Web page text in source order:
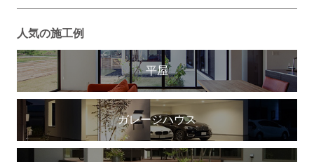
人気の施工例
平屋
ガレージハウス